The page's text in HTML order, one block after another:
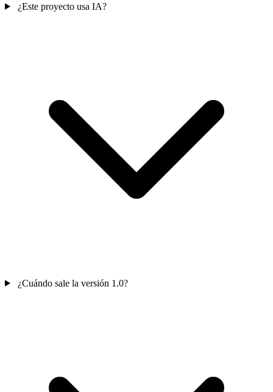
¿Este proyecto usa IA?
¿Cuándo sale la versión 1.0?